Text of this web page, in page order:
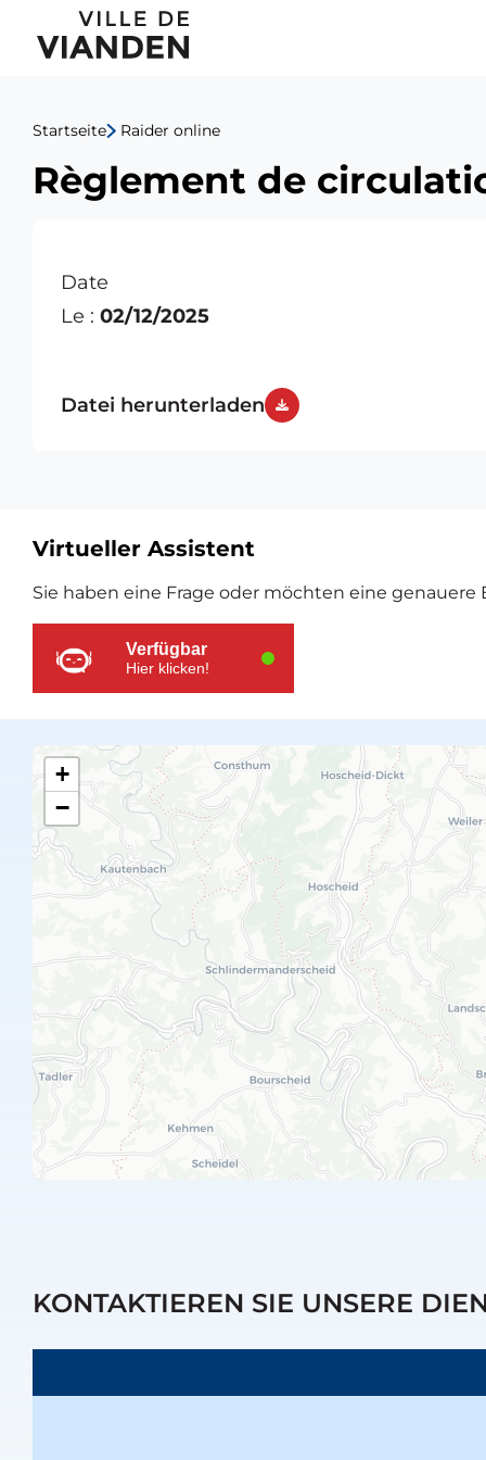
Règlement
de
circulation-
20,
du
Vieux
Hauptnavigationsmenü
Startseite Raider online
Règlement de
Date
Le : 02/12/2025
Datei herunterladen
Zusätzliche
Ressourcen
Virtueller Assistent
Sie haben eine Frage oder möchten eine
Verfügbar
Hier klicken!
+
−
KONTAKTIEREN SIE UNSERE